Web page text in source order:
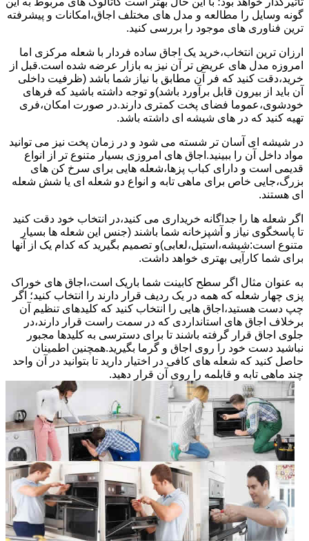
گونه وسایل را مطالعه و مدل های مختلف اجاق،امکانات و پیشرفته
ترین فناوری های موجود را بررسی کنید.
ارزان ترین انتخاب،خرید یک اجاق ساده فردار با شعله مرکزی اما
امروزه مدل های عریض تر آن نیز به بازار عرضه شده است.قبل از
خرید،دقت کنید که فر آن مطابق با نیاز شما باشد (ظرفیت داخلی
آن باید از بیرون قابل برآورد باشد)و توجه داشته باشید که فرهای
خودشوی،عموما فضای پخت کمتری دارند.در صورت امکان،فری
تهیه کنید که در های شیشه ای داشته باشد.
در شیشه ای آسان تر شسته می شود و در زمان پخت نیز می توانید
مواد داخل آن را ببینید.اجاق های امروزی بسیار متنوع تر از انواع
قدیمی است و دارای کباب پزها،شعله هایی برای سرخ کن های
بزرگ،جایی خاص برای ماهی تابه و انواع دو شعله ای یا شش شعله
ای هستند.
اگر شعله ها را جداگانه خریداری می کنید،در انتخاب خود دقت کنید
تا پاسخگوی نیاز و آشپزخانه شما باشند (جنس این شعله ها بسیار
متنوع است:شیشه،استیل،لعابی)و تصمیم بگیرید که کدام یک از آنها
برای شما کارآیی بهتری خواهد داشت.
به عنوان مثال اگر سطح کابینت شما باریک است،اجاق های خوراک
پزی چهار شعله که همه در یک ردیف قرار دارند را انتخاب کنید؛ اگر
چپ دست هستید،اجاق هایی را انتخاب کنید که کلیدهای تنظیم آن
برخلاف اجاق های استانداردی که در سمت راست قرار دارند،در
جلوی اجاق قرار گرفته باشند تا برای دسترسی به کلیدها مجبور
نباشید دست خود را روی اجاق و گرما بگیرید.همچنین اطمینان
حاصل کنید که شعله های کافی در اختیار دارید تا بتوانید در آن واحد
چند ماهی تابه و قابلمه را روی آن قرار دهید.